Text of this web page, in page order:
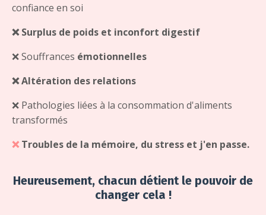
confiance en soi
❌ Surplus de poids et inconfort digestif
❌Souffrances émotionnelles
❌Altération des relations
❌ Pathologies liées à la consommation d'aliments
transformés
❌Troubles de la mémoire, du stress et j'en passe.
Heureusement, chacun détient le pouvoir de
changer cela !